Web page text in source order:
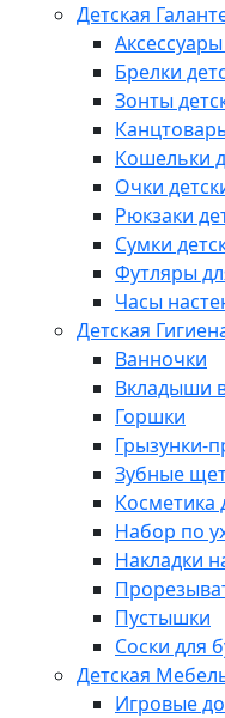
Детская
Брелки
Зонты
Кошельки
Очки
Рюкзаки
Сумки
Футляры
Часы
Детская
Ванночки
Вкладыши
Горшки
Грызунки-
Зубные
Косметика
Набор по
Накладки
Пустышки
Соски для
Детская
Игровые